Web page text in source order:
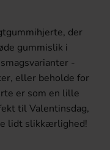
der
gummislik i
-
eller beholde for
er som en lille
til Valentinsdag,
lidt slikkærlighed!